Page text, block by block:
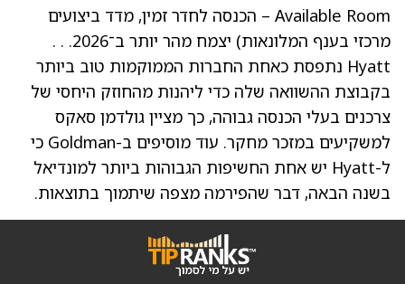
Available Room – הכנסה לחדר זמין, מדד ביצועים
מרכזי בענף המלונאות) יצמח מהר יותר ב־2026. . .
Hyatt נתפסת כאחת החברות הממוקמות טוב ביותר
בקבוצת ההשוואה שלה כדי ליהנות מהחוזק היחסי של
צרכנים בעלי הכנסה גבוהה, כך מציין גולדמן סאקס
למשקיעים במזכר מחקר. עוד מוסיפים ב-Goldman כי
ל-Hyatt יש אחת החשיפות הגבוהות ביותר למונדיאל
בשנה הבאה, דבר שהפירמה מצפה שיתמוך בתוצאות.